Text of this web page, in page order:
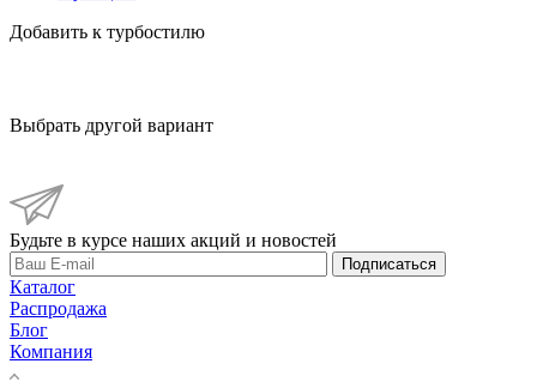
Добавить к турбостилю
Выбрать другой вариант
Будьте в курсе наших акций и новостей
Подписаться
Каталог
Распродажа
Блог
Компания